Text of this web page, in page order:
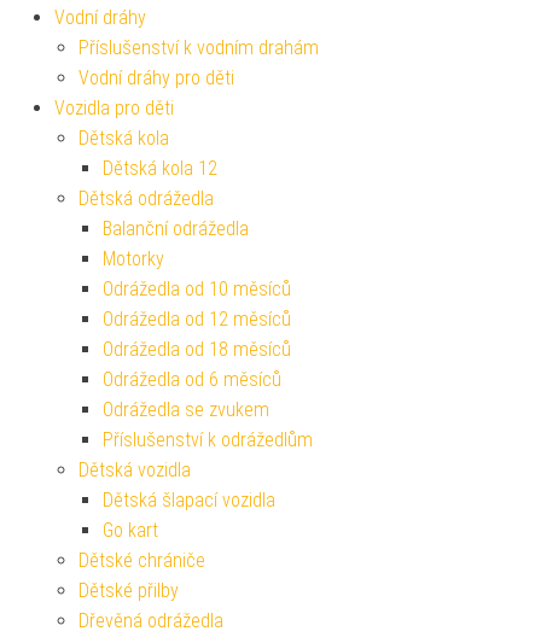
Vodní dráhy
Příslušenství k vodním drahám
Vodní dráhy pro děti
Vozidla pro děti
Dětská kola
Dětská kola 12
Dětská odrážedla
Balanční odrážedla
Motorky
Odrážedla od 10 měsíců
Odrážedla od 12 měsíců
Odrážedla od 18 měsíců
Odrážedla od 6 měsíců
Odrážedla se zvukem
Příslušenství k odrážedlům
Dětská vozidla
Dětská šlapací vozidla
Go kart
Dětské chrániče
Dětské přilby
Dřevěná odrážedla